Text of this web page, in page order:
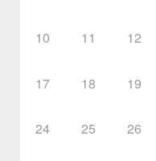
10 11 12
17 18 19
24 25 26